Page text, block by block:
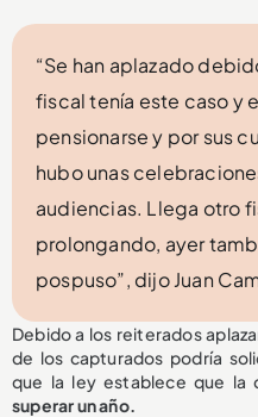
“Se han aplazado
fiscal tenía este caso y
pensionarse y por sus
hubo unas
audiencias. Llega otro
prolongando, ayer
pospuso”, dijo Juan
Debido a los reiterados
de los capturados podría
que la ley establece que la
superar un año.